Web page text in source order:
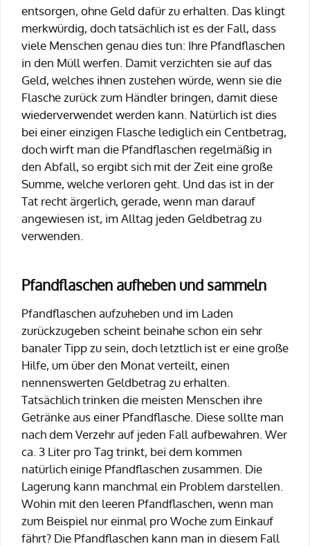
entsorgen, ohne Geld dafür zu erhalten. Das klingt
merkwürdig, doch tatsächlich ist es der Fall, dass
viele Menschen genau dies tun: Ihre Pfandflaschen
in den Müll werfen. Damit verzichten sie auf das
Geld, welches ihnen zustehen würde, wenn sie die
Flasche zurück zum Händler bringen, damit diese
wiederverwendet werden kann. Natürlich ist dies
bei einer einzigen Flasche lediglich ein Centbetrag,
doch wirft man die Pfandflaschen regelmäßig in
den Abfall, so ergibt sich mit der Zeit eine große
Summe, welche verloren geht. Und das ist in der
Tat recht ärgerlich, gerade, wenn man darauf
angewiesen ist, im Alltag jeden Geldbetrag zu
verwenden.
Pfandflaschen aufheben und sammeln
Pfandflaschen aufzuheben und im Laden
zurückzugeben scheint beinahe schon ein sehr
banaler Tipp zu sein, doch letztlich ist er eine große
Hilfe, um über den Monat verteilt, einen
nennenswerten Geldbetrag zu erhalten.
Tatsächlich trinken die meisten Menschen ihre
Getränke aus einer Pfandflasche. Diese sollte man
nach dem Verzehr auf jeden Fall aufbewahren. Wer
ca. 3 Liter pro Tag trinkt, bei dem kommen
natürlich einige Pfandflaschen zusammen. Die
Lagerung kann manchmal ein Problem darstellen.
Wohin mit den leeren Pfandflaschen, wenn man
zum Beispiel nur einmal pro Woche zum Einkauf
fährt? Die Pfandflaschen kann man in diesem Fall